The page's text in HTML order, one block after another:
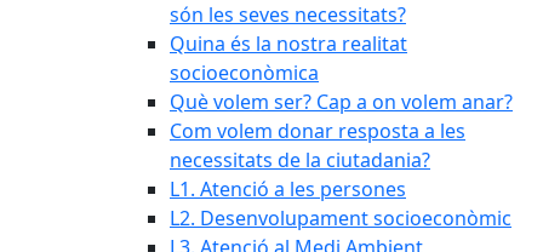
són les seves necessitats?
Quina és la nostra realitat
socioeconòmica
Què volem ser? Cap a on volem anar?
Com volem donar resposta a les
necessitats de la ciutadania?
L1. Atenció a les persones
L2. Desenvolupament socioeconòmic